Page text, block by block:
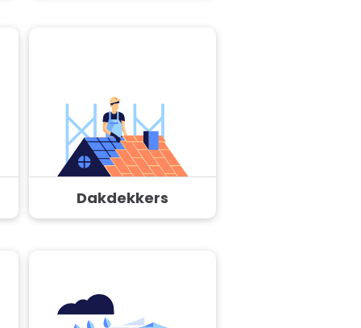
Dakdekkers